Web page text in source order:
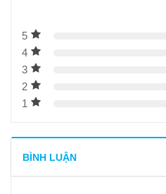
5
4
3
2
1
BÌNH LUẬN